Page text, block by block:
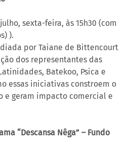
sexta-feira, às 15h30 (com
).
por Taiane de Bittencourt
dos representantes das
Batekoo, Psica e
essas iniciativas constroem o
e geram impacto comercial e
“Descansa Nêga” – Fundo